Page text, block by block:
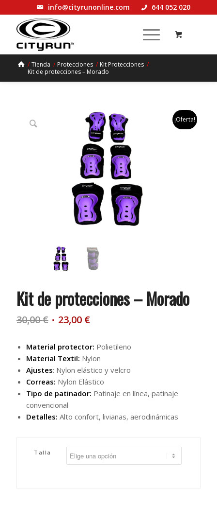
info@cityrunonline.com 644 052 020
/ Tienda / Protecciones / Kit Protecciones /
Kit de protecciones – Morado
¡Oferta!
Kit de protecciones – Morado
30,00€ El
original
era:
30,00 €.
23,00 €El
actual
es:
23,00 €.
Material protector: Polietileno
Material Textil: Nylon
Ajustes: Nylon elástico y velcro
Correas: Nylon Elástico
Tipo de patinador: Patinaje en línea, patinaje
convencional
Detalles: Alto confort, livianas, aerodinámicas
Talla